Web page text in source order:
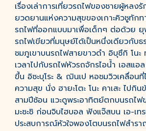
เรื่องเล่าการเที่ยวรถไฟของชายผู้หลง
ยวดยานแห่งความสุขของเกาะคิวชูทักท
รถไฟที่ออกแบบมาเพื่อเด็กๆ ต่อด้วย ยุ
รถไฟเขียวที่มนุษย์ได้เป็นหนึ่งเดียวกับธ
ชมภูเขาบนรถไฟสายขาวดำ อิบุซึกิ โนะ ท
เวลาไปกับรถไฟหัวรถจักรไอน้ำ เอสแอ
ขึ้น อิซะบุโระ & ฌินเป หอชมวิวเคลื่อนที่
ความสุข นั่ง ฮายะโตะ โนะ คาเสะ ไปกิ
สามปีซ้อน แวะดูพระอาทิตย์ตกบนรถไฟ
มะซะชิ ก่อนจิบไฮบอล ฟังแจ๊สบน เอ-เ
ประสบการณ์หัวใจพองโตบนรถไฟสำรา